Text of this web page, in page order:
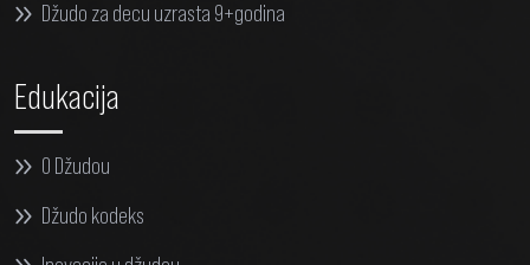
Džudo za decu uzrasta 9+godina
Edukacija
O Džudou
Džudo kodeks